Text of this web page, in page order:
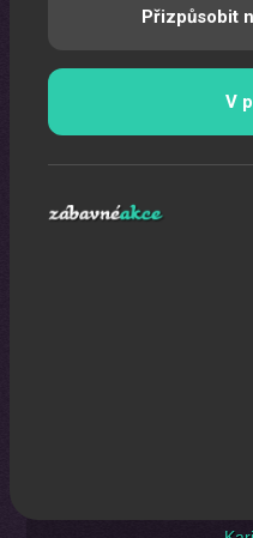
Pomocí laserů Vám
Přizpůsobit
V